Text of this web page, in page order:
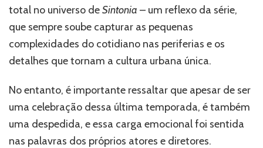
total no universo deSintonia – um reflexo da série,
que sempre soube capturar as pequenas
complexidades do cotidiano nas periferias e os
detalhes que tornam a cultura urbana única.
No entanto, é importante ressaltar que apesar de ser
uma celebração dessa última temporada, é também
uma despedida, e essa carga emocional foi sentida
nas palavras dos próprios atores e diretores.